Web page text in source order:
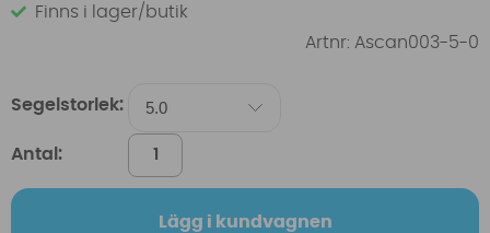
Finns i lager/butik
Artnr: Ascan003-5-0
Segelstorlek:
Antal:
Lägg i kundvagnen